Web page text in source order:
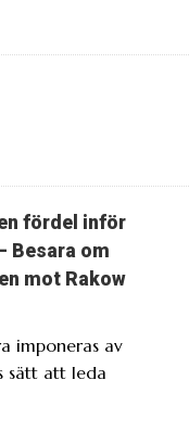
fördel inför
Besara om
mot Rakow
imponeras av
sätt att leda